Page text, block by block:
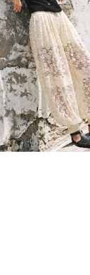
XS S M L